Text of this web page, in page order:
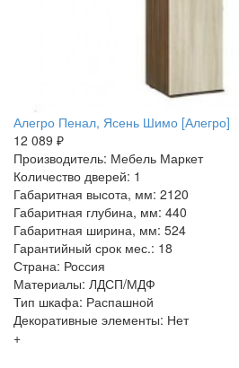
Алегро Пенал, Ясень Шимо [Алегро]
12 089 ₽
Производитель: Мебель Маркет
Количество дверей: 1
Габаритная высота, мм: 2120
Габаритная глубина, мм: 440
Габаритная ширина, мм: 524
Гарантийный срок мес.: 18
Страна: Россия
Материалы: ЛДСП/МДФ
Тип шкафа: Распашной
Декоративные элементы: Нет
+